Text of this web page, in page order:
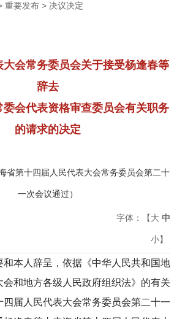
重要发布 >决议决定
会常务委员会关于接受杨逢春等
辞去
会代表资格审查委员会有关职务
的请求的决定
省第十四届人民代表大会常务委员会第二十
一次会议通过）
字体：【大 中
小】
和本人辞呈，依据《中华人民共和国地
会和地方各级人民政府组织法》的有关
四届人民代表大会常务委员会第二十一